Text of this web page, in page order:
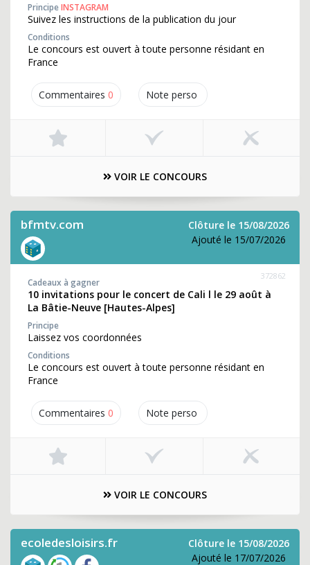
Commentaires 0 Note perso
PrincipeINSTAGRAM
Suivez les instructions de la publication du jour
Conditions
Le concours est ouvert à toute personne résidant en
France
VOIR LE CONCOURS
bfmtv.com
Clôture le 15/08/2026
Ajouté le 15/07/2026
Commentaires 0 Note perso
372862
Cadeaux à gagner
10 invitations pour le concert de Cali l le 29 août à
La Bâtie-Neuve [Hautes-Alpes]
Principe
Laissez vos coordonnées
Conditions
Le concours est ouvert à toute personne résidant en
France
VOIR LE CONCOURS
ecoledesloisirs.fr
Clôture le 15/08/2026
Ajouté le 17/07/2026